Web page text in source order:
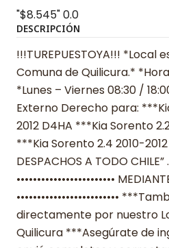
"$8.545"0.0
DESCRIPCIÓN
!!!TUREPUESTOYA!!! *Local
Comuna de Quilicura.*
*Lunes – Viernes 08:30 /
Externo Derecho para:
2012 D4HA ***Kia Sorento
***Kia Sorento 2.4 2010-2012
DESPACHOS A TODO CHILE”
••••••••••••••••••••••••
•••••••••••••••••••••••••
directamente por nuestro
Quilicura ***Asegúrate de